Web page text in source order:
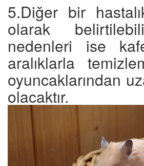
5.Diğer bir
olarak
nedenleri ise
aralıklarla
oyuncaklarından
olacaktır.